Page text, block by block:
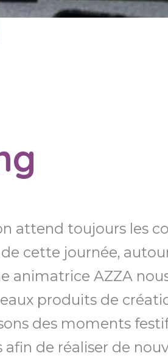
attend toujours les
cette journée,
animatrice AZZA
produits de
des moments
afin de réaliser de